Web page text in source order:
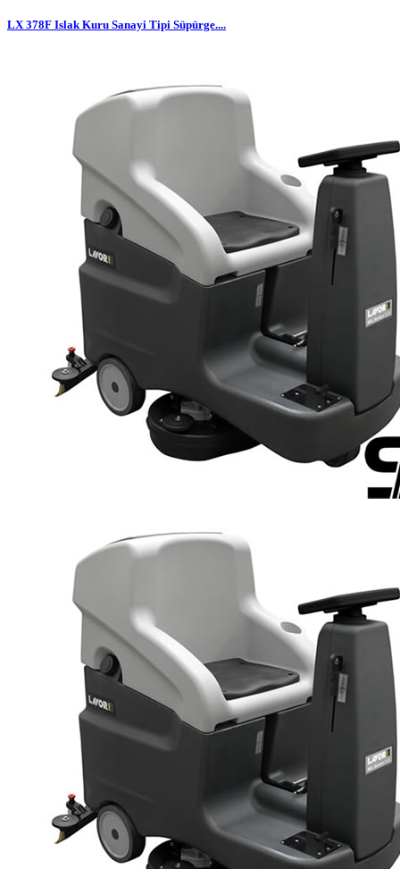
LX 378F Islak Kuru Sanayi Tipi Süpürge....